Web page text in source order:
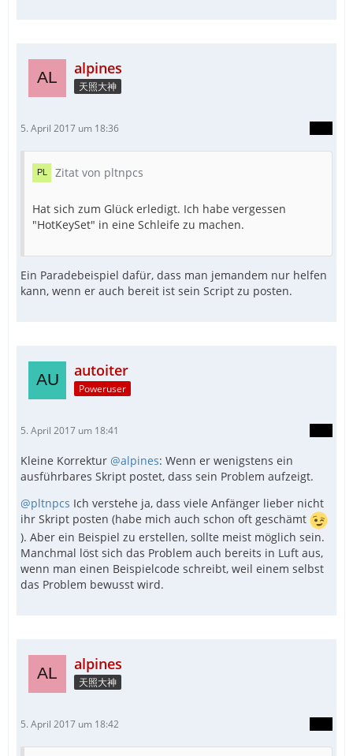
alpines
天照大神
5. April 2017 um 18:36
Zitat von pltnpcs
Hat sich zum Glück erledigt. Ich habe vergessen
"HotKeySet" in eine Schleife zu machen.
Ein Paradebeispiel dafür, dass man jemandem nur helfen
kann, wenn er auch bereit ist sein Script zu posten.
autoiter
Poweruser
5. April 2017 um 18:41
Kleine Korrektur @alpines: Wenn er wenigstens ein
ausführbares Skript postet, dass sein Problem aufzeigt.
@pltnpcs Ich verstehe ja, dass viele Anfänger lieber nicht
ihr Skript posten (habe mich auch schon oft geschämt
). Aber ein Beispiel zu erstellen, sollte meist möglich sein.
Manchmal löst sich das Problem auch bereits in Luft aus,
wenn man einen Beispielcode schreibt, weil einem selbst
das Problem bewusst wird.
alpines
天照大神
5. April 2017 um 18:42